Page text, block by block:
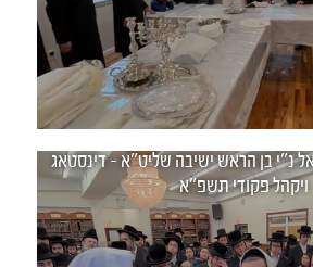
נ"י בן הראש ישיבה שליט"א - דינסטאג
ויקהל פקודי תשפ"א